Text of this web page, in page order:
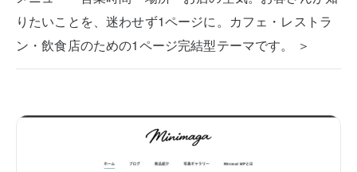
りたいことを、迷わせず1ページに。カフェ・レストラ
ン・飲食店のための1ページ完結型テーマです。 ＞